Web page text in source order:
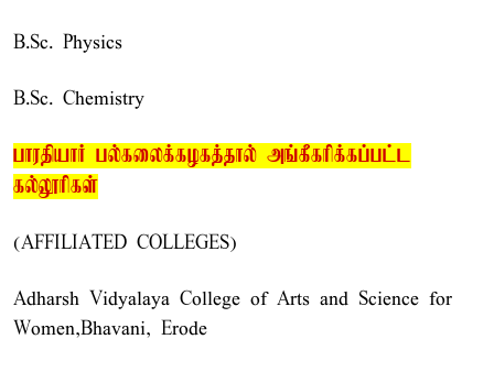
B.Sc. Physics
B.Sc. Chemistry
பாரதியார் பல்கலைக்கழகத்தால் அங்கீகரிக்கப்பட்ட
கல்லூரிகள்
(AFFILIATED COLLEGES)
Adharsh Vidyalaya College of Arts and Science for
Women,Bhavani, Erode